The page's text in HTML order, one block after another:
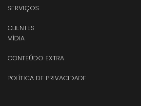
SERVIÇOS
CLIENTES
MÍDIA
CONTEÚDO EXTRA
POLÍTICA DE PRIVACIDADE